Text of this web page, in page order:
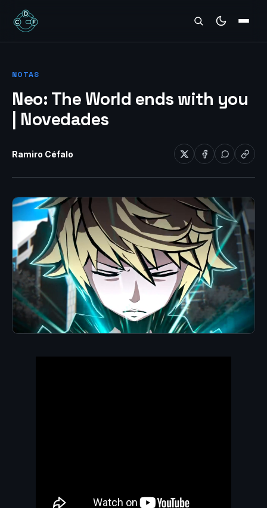
REVIEWS
NOTAS
Neo: The World ends with you
| Novedades
Ramiro Céfalo